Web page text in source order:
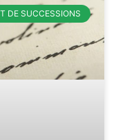
DE SUCCESSIONS